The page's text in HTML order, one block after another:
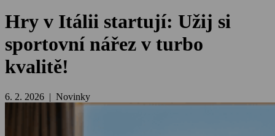
Hry v Itálii startují: Užij si
sportovní nářez v turbo
kvalitě!
6. 2. 2026 | Novinky